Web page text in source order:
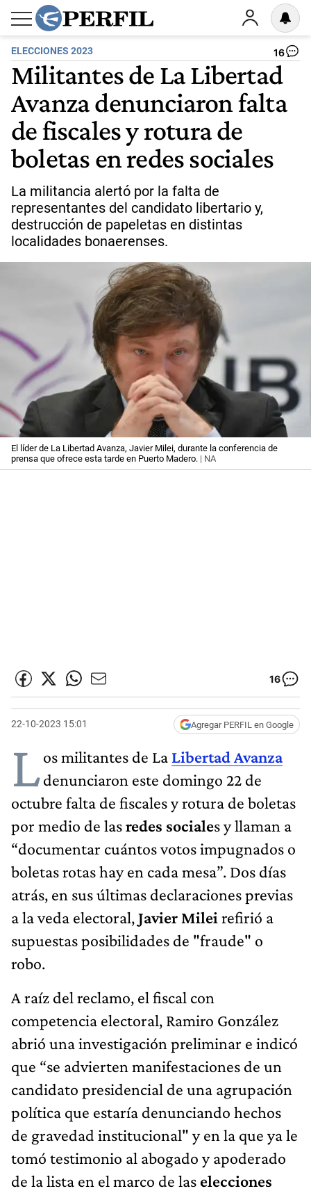
ELECCIONES 2023 16
Militantes de La Libertad
Avanza denunciaron falta
de fiscales y rotura de
boletas en redes sociales
La militancia alertó por la falta de
representantes del candidato libertario y,
destrucción de papeletas en distintas
localidades bonaerenses.
El líder de La Libertad Avanza, Javier Milei, durante la conferencia de
prensa que ofrece esta tarde en Puerto Madero. | NA
16
22-10-2023 15:01 Agregar PERFIL en Google
Los militantes de La Libertad Avanza
denunciaron este domingo 22 de
octubre falta de fiscales y rotura de boletas
por medio de lasredes sociales y llaman a
“documentar cuántos votos impugnados o
boletas rotas hay en cada mesa”. Dos días
atrás, en sus últimas declaraciones previas
a la veda electoral,Javier Milei refirió a
supuestas posibilidades de "fraude" o
robo.
A raíz del reclamo, el fiscal con
competencia electoral, Ramiro González
abrió una investigación preliminar e indicó
que “se advierten manifestaciones de un
candidato presidencial de una agrupación
política que estaría denunciando hechos
de gravedad institucional" y en la que ya le
tomó testimonio al abogado y apoderado
de la lista en el marco de las elecciones